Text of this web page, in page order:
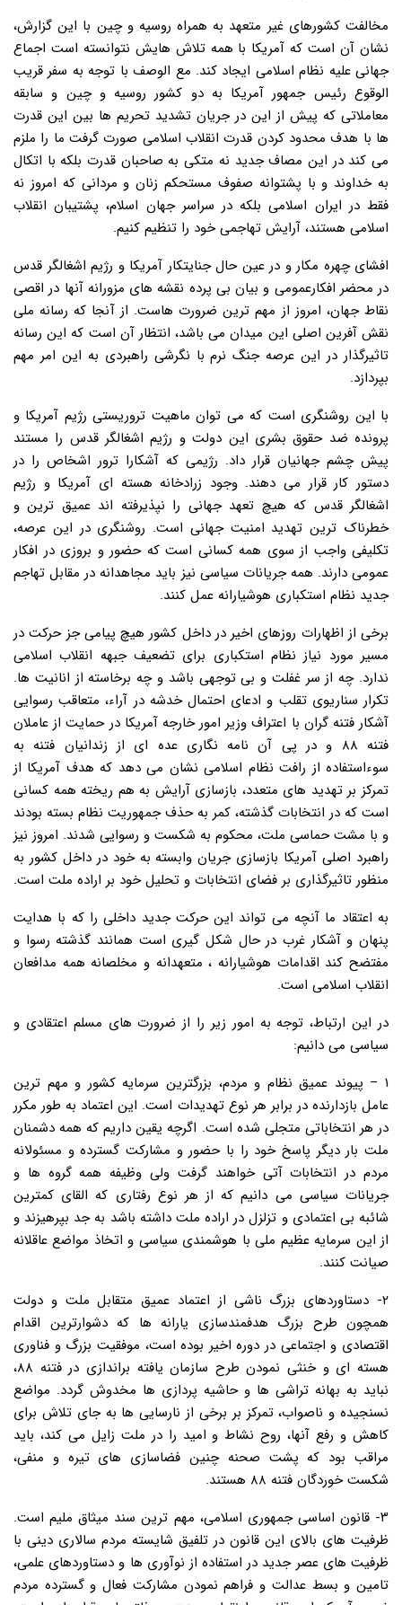
مخالفت کشورهای غیر متعهد به همراه روسیه و چین با این گزارش،
نشان آن است که آمریکا با همه تلاش هایش نتوانسته است اجماع
جهانی علیه نظام اسلامی ایجاد کند. مع الوصف با توجه به سفر قریب
الوقوع رئیس جمهور آمریکا به دو کشور روسیه و چین و سابقه
معاملاتی که پیش از این در جریان تشدید تحریم ها بین این قدرت
ها با هدف محدود کردن قدرت انقلاب اسلامی صورت گرفت ما را ملزم
می کند در این مصاف جدید نه متکی به صاحبان قدرت بلکه با اتکال
به خداوند و با پشتوانه صفوف مستحکم زنان و مردانی که امروز نه
فقط در ایران اسلامی بلکه در سراسر جهان اسلام، پشتیبان انقلاب
اسلامی هستند، آرایش تهاجمی خود را تنظیم کنیم.
افشای چهره مکار و در عین حال جنایتکار آمریکا و رژیم اشغالگر قدس
در محضر افکارعمومی و بیان بی پرده نقشه های مزورانه آنها در اقصی
نقاط جهان، امروز از مهم ترین ضرورت هاست. از آنجا که رسانه ملی
نقش آفرین اصلی این میدان می باشد، انتظار آن است که این رسانه
تاثیرگذار در این عرصه جنگ نرم با نگرشی راهبردی به این امر مهم
بپردازد.
با این روشنگری است که می توان ماهیت تروریستی رژیم آمریکا و
پرونده ضد حقوق بشری این دولت و رژیم اشغالگر قدس را مستند
پیش چشم جهانیان قرار داد. رژیمی که آشکارا ترور اشخاص را در
دستور کار قرار می دهند. وجود زرادخانه هسته ای آمریکا و رژیم
اشغالگر قدس که هیچ تعهد جهانی را نپذیرفته اند عمیق ترین و
خطرناک ترین تهدید امنیت جهانی است. روشنگری در این عرصه،
تکلیفی واجب از سوی همه کسانی است که حضور و بروزی در افکار
عمومی دارند. همه جریانات سیاسی نیز باید مجاهدانه در مقابل تهاجم
جدید نظام استکباری هوشیارانه عمل کنند.
برخی از اظهارات روزهای اخیر در داخل کشور هیچ پیامی جز حرکت در
مسیر مورد نیاز نظام استکباری برای تضعیف جبهه انقلاب اسلامی
ندارد. چه از سر غفلت و بی توجهی باشد و چه برخاسته از انانیت ها.
تکرار سناریوی تقلب و ادعای احتمال خدشه در آراء، متعاقب رسوایی
آشکار فتنه گران با اعتراف وزیر امور خارجه آمریکا در حمایت از عاملان
فتنه ۸۸ و در پی آن نامه نگاری عده ای از زندانیان فتنه به
سوءاستفاده از رافت نظام اسلامی نشان می دهد که هدف آمریکا از
تمرکز بر تهدید های متعدد، بازسازی آرایش به هم ریخته همه کسانی
است که در انتخابات گذشته، کمر به حذف جمهوریت نظام بسته بودند
و با مشت حماسی ملت، محکوم به شکست و رسوایی شدند. امروز نیز
راهبرد اصلی آمریکا بازسازی جریان وابسته به خود در داخل کشور به
منظور تاثیرگذاری بر فضای انتخابات و تحلیل خود بر اراده ملت است.
به اعتقاد ما آنچه می تواند این حرکت جدید داخلی را که با هدایت
پنهان و آشکار غرب در حال شکل گیری است همانند گذشته رسوا و
مفتضح کند اقدامات هوشیارانه ، متعهدانه و مخلصانه همه مدافعان
انقلاب اسلامی است.
در این ارتباط، توجه به امور زیر را از ضرورت های مسلم اعتقادی و
سیاسی می دانیم:
۱ – پیوند عمیق نظام و مردم، بزرگترین سرمایه کشور و مهم ترین
عامل بازدارنده در برابر هر نوع تهدیدات است. این اعتماد به طور مکرر
در هر انتخاباتی متجلی شده است. اگرچه یقین داریم که همه دشمنان
ملت بار دیگر پاسخ خود را با حضور و مشارکت گسترده و مسئولانه
مردم در انتخابات آتی خواهند گرفت ولی وظیفه همه گروه ها و
جریانات سیاسی می دانیم که از هر نوع رفتاری که القای کمترین
شائبه بی اعتمادی و تزلزل در اراده ملت داشته باشد به جد بپرهیزند و
از این سرمایه عظیم ملی با هوشمندی سیاسی و اتخاذ مواضع عاقلانه
صیانت کنند.
۲- دستاوردهای بزرگ ناشی از اعتماد عمیق متقابل ملت و دولت
همچون طرح بزرگ هدفمندسازی یارانه ها که دشوارترین اقدام
اقتصادی و اجتماعی در دوره اخیر بوده است، موفقیت بزرگ و فناوری
هسته ای و خنثی نمودن طرح سازمان یافته براندازی در فتنه ۸۸،
نباید به بهانه تراشی ها و حاشیه پردازی ها مخدوش گردد. مواضع
نسنجیده و ناصواب، تمرکز بر برخی از نارسایی ها به جای تلاش برای
کاهش و رفع آنها، روح نشاط و امید را در ملت زایل می کند، باید
مراقب بود که پشت صحنه چنین فضاسازی های تیره و منفی،
شکست خوردگان فتنه ۸۸ هستند.
۳- قانون اساسی جمهوری اسلامی، مهم ترین سند میثاق ملیم است.
ظرفیت های بالای این قانون در تلفیق شایسته مردم سالاری دینی با
ظرفیت های عصر جدید در استفاده از نوآوری ها و دستاوردهای علمی،
تامین و بسط عدالت و فراهم نمودن مشارکت فعال و گسترده مردم